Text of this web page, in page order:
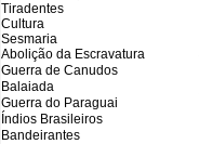
Tiradentes
Cultura
Sesmaria
Abolição da Escravatura
Guerra de Canudos
Balaiada
Guerra do Paraguai
Índios Brasileiros
Bandeirantes